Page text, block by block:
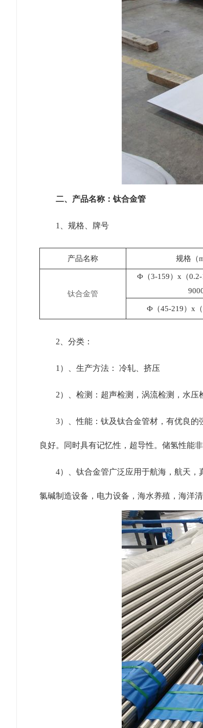
二、产品名称：钛合金管
1、规格、牌号
产品名称 规格（
钛合金管
Ф（3-159）x（
Ф（45-219）x
2、分类：
1）、生产方法： 冷轧、挤压
2）、检测：超声检测，涡流检测，水压
3）、性能：钛及钛合金管材，有优良
良好。同时具有记忆性，超导性。储氢性能非
4）、钛合金管广泛应用于航海，航天
氯碱制造设备，电力设备，海水养殖，海洋清